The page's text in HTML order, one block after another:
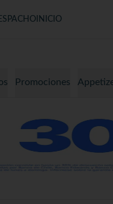
INICIO
Promociones